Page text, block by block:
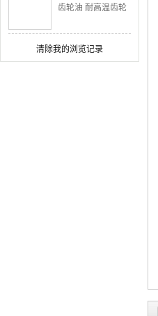
齿轮油 耐高温齿轮
磨损齿轮油 酸碱消
毒剂 酸碱清洗剂
清除我的浏览记录